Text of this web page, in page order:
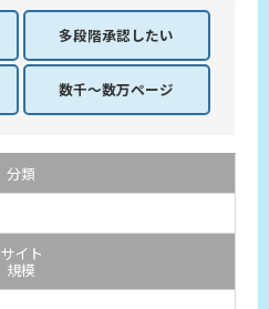
多段階承認したい
数千～数万ページ
分類
サイト
規模